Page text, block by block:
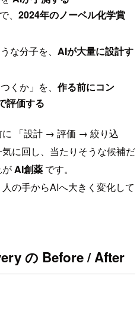
、 2024年のノーベル化学賞
な分子を、 AIが大量に設計す
くか」を、 作る前にコン
評価する
に 「設計 → 評価 → 絞り込
に回し、当たりそうな候補だ
が AI創薬 です。
の手からAIへ大きく変化して
の Before / After